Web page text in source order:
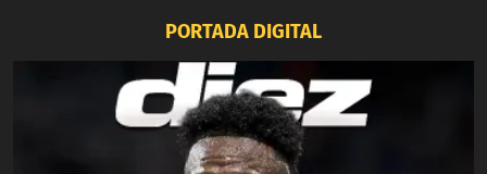
PORTADA DIGITAL